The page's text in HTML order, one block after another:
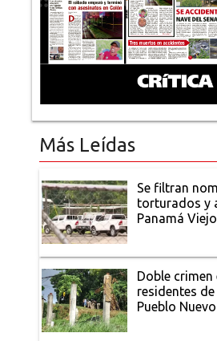
Más Leídas
Se filtran
torturados y
Panamá
Doble crimen
residentes
Pueblo Nuevo